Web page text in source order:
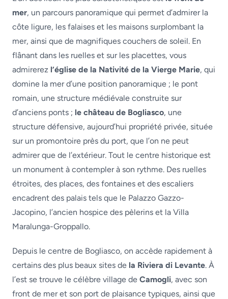
mer, un parcours panoramique qui permet d’admirer la
côte ligure, les falaises et les maisons surplombant la
mer, ainsi que de magnifiques couchers de soleil. En
flânant dans les ruelles et sur les placettes, vous
admirerez l’église de la Nativité de la Vierge Marie, qui
domine la mer d’une position panoramique ; le pont
romain, une structure médiévale construite sur
d’anciens ponts ; le château de Bogliasco, une
structure défensive, aujourd’hui propriété privée, située
sur un promontoire près du port, que l’on ne peut
admirer que de l’extérieur. Tout le centre historique est
un monument à contempler à son rythme. Des ruelles
étroites, des places, des fontaines et des escaliers
encadrent des palais tels que le Palazzo Gazzo-
Jacopino, l’ancien hospice des pèlerins et la Villa
Maralunga-Groppallo.
Depuis le centre de Bogliasco, on accède rapidement à
certains des plus beaux sites de la Riviera di Levante. À
l’est se trouve le célèbre village de Camogli, avec son
front de mer et son port de plaisance typiques, ainsi que